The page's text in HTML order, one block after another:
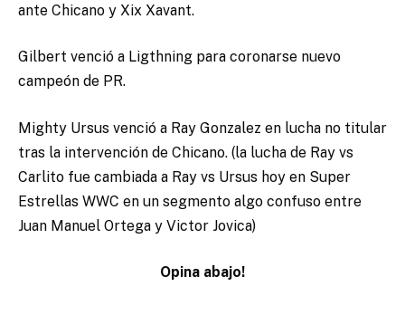
ante Chicano y Xix Xavant.
Gilbert venció a Ligthning para coronarse nuevo
campeón de PR.
Mighty Ursus venció a Ray Gonzalez en lucha no titular
tras la intervención de Chicano. (la lucha de Ray vs
Carlito fue cambiada a Ray vs Ursus hoy en Super
Estrellas WWC en un segmento algo confuso entre
Juan Manuel Ortega y Victor Jovica)
Opina abajo!